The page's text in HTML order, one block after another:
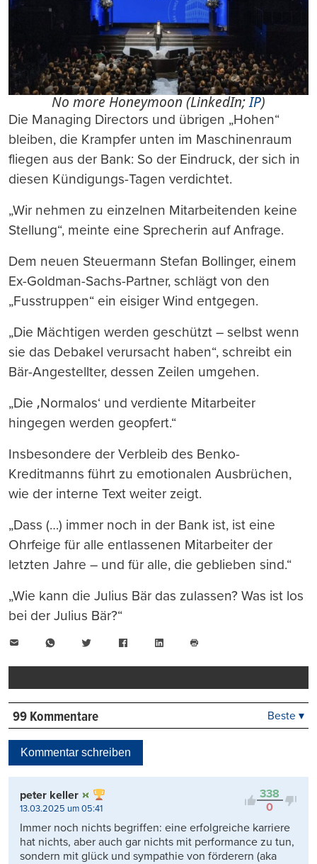
No more Honeymoon (LinkedIn;IP)
Die Managing Directors und übrigen „Hohen“
bleiben, die Krampfer unten im Maschinenraum
fliegen aus der Bank: So der Eindruck, der sich in
diesen Kündigungs-Tagen verdichtet.
„Wir nehmen zu einzelnen Mitarbeitenden keine
Stellung“, meinte eine Sprecherin auf Anfrage.
Dem neuen Steuermann Stefan Bollinger, einem
Ex-Goldman-Sachs-Partner, schlägt von den
„Fusstruppen“ ein eisiger Wind entgegen.
„Die Mächtigen werden geschützt – selbst wenn
sie das Debakel verursacht haben“, schreibt ein
Bär-Angestellter, dessen Zeilen umgehen.
„Die ‚Normalos‘ und verdiente Mitarbeiter
hingegen werden geopfert.“
Insbesondere der Verbleib des Benko-
Kreditmanns führt zu emotionalen Ausbrüchen,
wie der interne Text weiter zeigt.
„Dass (…) immer noch in der Bank ist, ist eine
Ohrfeige für alle entlassenen Mitarbeiter der
letzten Jahre – und für alle, die geblieben sind.“
„Wie kann die Julius Bär das zulassen? Was ist los
bei der Julius Bär?“
WhatsAppTwitter FacebookLinkedIn
drucken
99 Kommentare
Kontrovers
Beste ▾
Kommentar schreiben
338
0
peter keller
13.03.2025 um 05:41
Immer noch nichts begriffen: eine erfolgreiche karriere
hat nichts, aber auch gar nichts mit performance zu tun,
sondern mit glück und sympathie von förderern (aka